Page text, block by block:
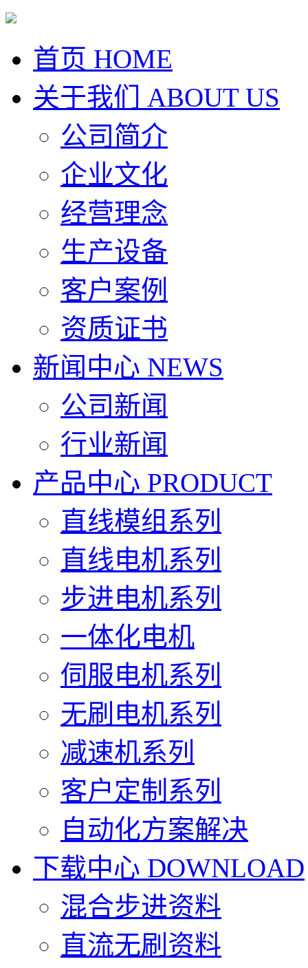
首页 HOME
关于我们
ABOUT US
公司简介
企业文化
经营理念
生产设备
客户案例
资质证书
新闻中心 NEWS
公司新闻
行业新闻
产品中心 PRODUCT
直线模组系列
直线电机系列
步进电机系列
一体化电机
伺服电机系列
无刷电机系列
减速机系列
客户定制系列
自动化方案解决
下载中心 DOWNLOAD
混合步进资料
直流无刷资料